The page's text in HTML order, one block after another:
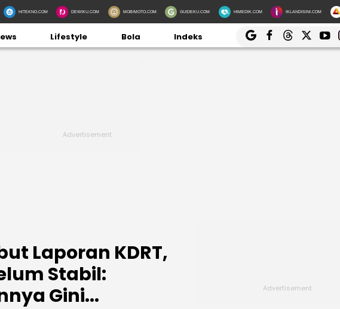
HITEKNO.COM DEWIKU.COM MOBIMOTO.COM GUIDEKU.COM HIMEDIK.COM IKLANDISINI.COM
Lifestyle Bola Indeks
Laporan KDRT,
Stabil:
Gini...